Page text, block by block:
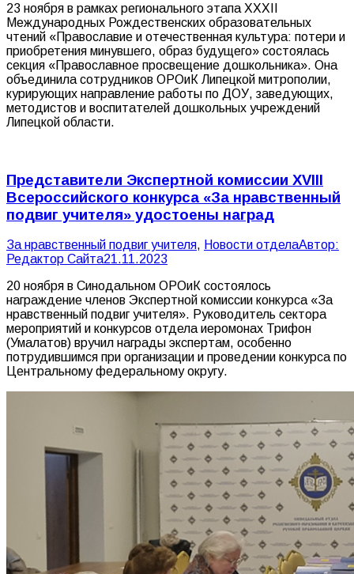
23 ноября в рамках регионального этапа XXXII
Международных Рождественских образовательных
чтений «Православие и отечественная культура: потери и
приобретения минувшего, образ будущего» состоялась
секция «Православное просвещение дошкольника». Она
объединила сотрудников ОРОиК Липецкой митрополии,
курирующих направление работы по ДОУ, заведующих,
методистов и воспитателей дошкольных учреждений
Липецкой области.
Представители Экспертной комиссии XVIII
Всероссийского конкурса «За нравственный
подвиг учителя» удостоены наград
За нравственный подвиг учителя, Новости отделаАвтор:
Редактор Сайта21.11.2023
20 ноября в Синодальном ОРОиК состоялось
награждение членов Экспертной комиссии конкурса «За
нравственный подвиг учителя». Руководитель сектора
мероприятий и конкурсов отдела иеромонах Трифон
(Умалатов) вручил награды экспертам, особенно
потрудившимся при организации и проведении конкурса по
Центральному федеральному округу.